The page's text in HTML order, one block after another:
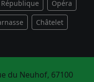
République Opéra
Châtelet
du Neuhof, 67100